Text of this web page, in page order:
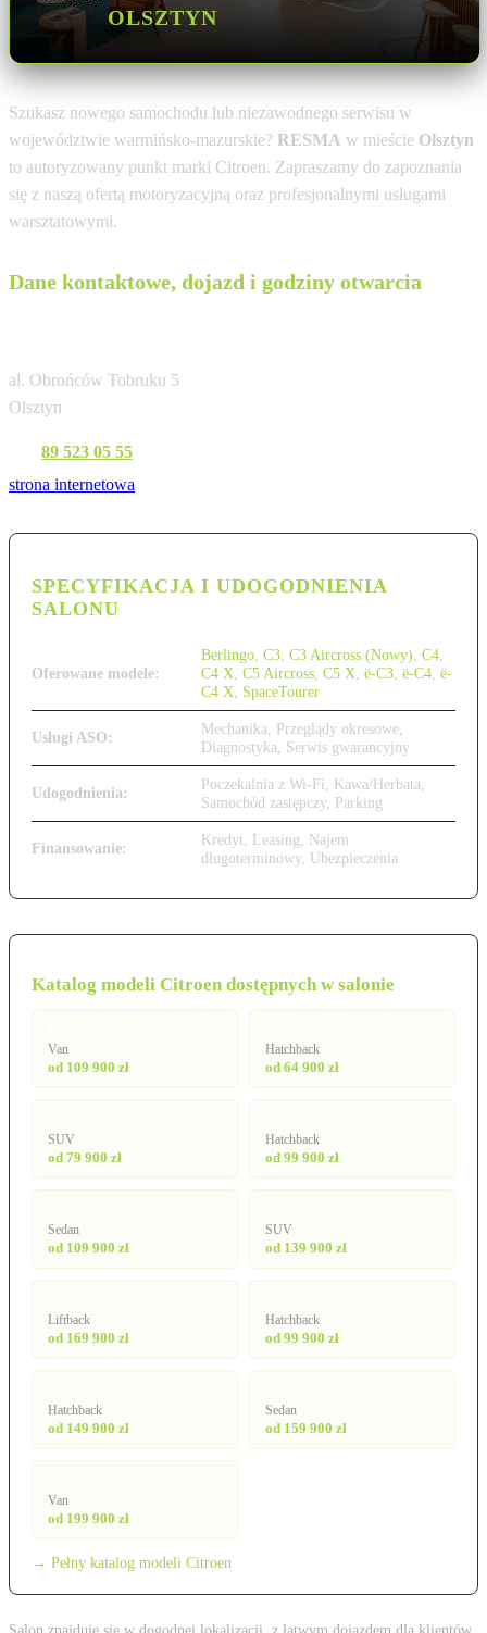
OLSZTYN
Szukasz nowego samochodu lub niezawodnego serwisu w
województwie warmińsko-mazurskie? RESMA w mieście Olsztyn
to autoryzowany punkt marki Citroen. Zapraszamy do zapoznania
się z naszą ofertą motoryzacyjną oraz profesjonalnymi usługami
warsztatowymi.
Dane kontaktowe, dojazd i godziny otwarcia
al. Obrońców Tobruku 5
Olsztyn
89 523 05 55
strona internetowa
SPECYFIKACJA I UDOGODNIENIA
SALONU
Oferowane modele:
Berlingo C3 C3 Aircross (Nowy) C4
C4 X C5 Aircross C5 X ë-C3 ë-C4 ë-
C4 X
SpaceTourer
Usługi ASO:
Mechanika, Przeglądy okresowe,
Diagnostyka, Serwis gwarancyjny
Udogodnienia:
Poczekalnia z Wi-Fi, Kawa/Herbata,
Samochód zastępczy, Parking
Finansowanie:
Kredyt, Leasing, Najem
długoterminowy, Ubezpieczenia
Katalog modeli Citroen dostępnych w salonie
Van
od 109 900 zł
Hatchback
od 64 900 zł
SUV
od 79 900 zł
Hatchback
od 99 900 zł
Sedan
od 109 900 zł
SUV
od 139 900 zł
Liftback
od 169 900 zł
Hatchback
od 99 900 zł
Hatchback
od 149 900 zł
Sedan
od 159 900 zł
Van
od 199 900 zł
→ Pełny katalog modeli Citroen